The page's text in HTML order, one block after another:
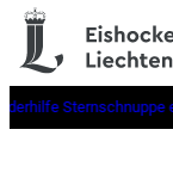
Sternschnuppe